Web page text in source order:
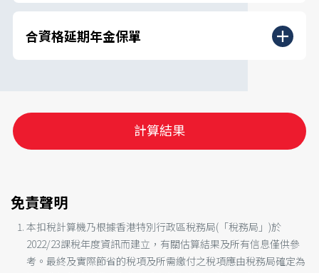
合資格延期年金保單
計算結果
免責聲明
本扣稅計算機乃根據香港特別行政區稅務局(「稅務局」)於
2022/23課稅年度資訊而建立，有關估算結果及所有信息僅供參
考。最終及實際節省的稅項及所需繳付之稅項應由稅務局確定為